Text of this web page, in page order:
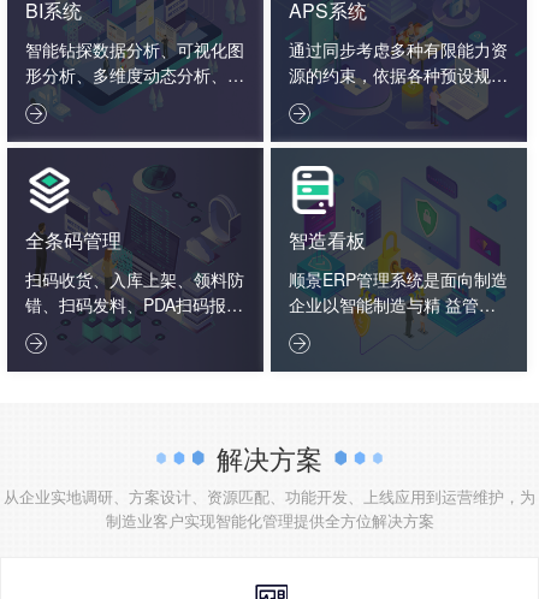
BI系统
智能钻探数据分析、可视化图
形分析、多维度动态分析、数
据报表决策分析、企业大数据
分析。

APS系统
通过同步考虑多种有限能力资
源的约束，依据各种预设规
则，通过系统化的智能化数学
算法，通过反复模拟、试探、
优化、计算，从而给出相对完
善的生产详细计划。

全条码管理
扫码收货、入库上架、领料防
错、扫码发料、PDA扫码报
工、入库标签打印、扫码出
货、扫码追溯生产用料、条码

智造看板
顺景ERP管理系统是面向制造
企业以智能制造与精 益管理
为核心的一体化管理软件，以
制造…

解决方案
从企业实地调研、方案设计、资源匹配、功能开发、上线应用到运营维护，为
制造业客户实现智能化管理提供全方位解决方案